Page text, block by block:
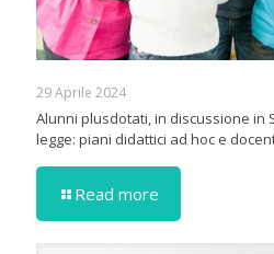
29 Aprile 2024
Alunni plusdotati, in discussione in
legge: piani didattici ad hoc e
Read more